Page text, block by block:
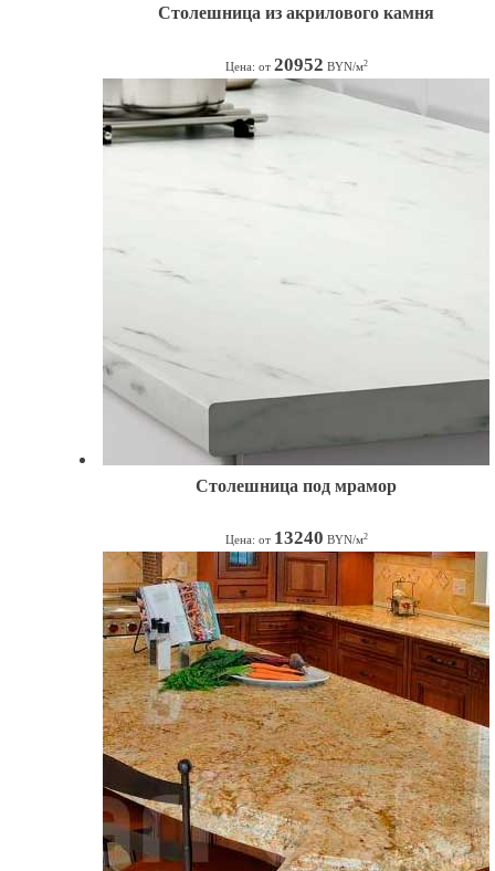
Столешница из акрилового камня
Цена: от 20952 BYN/м2
Столешница под мрамор
Цена: от 13240 BYN/м2